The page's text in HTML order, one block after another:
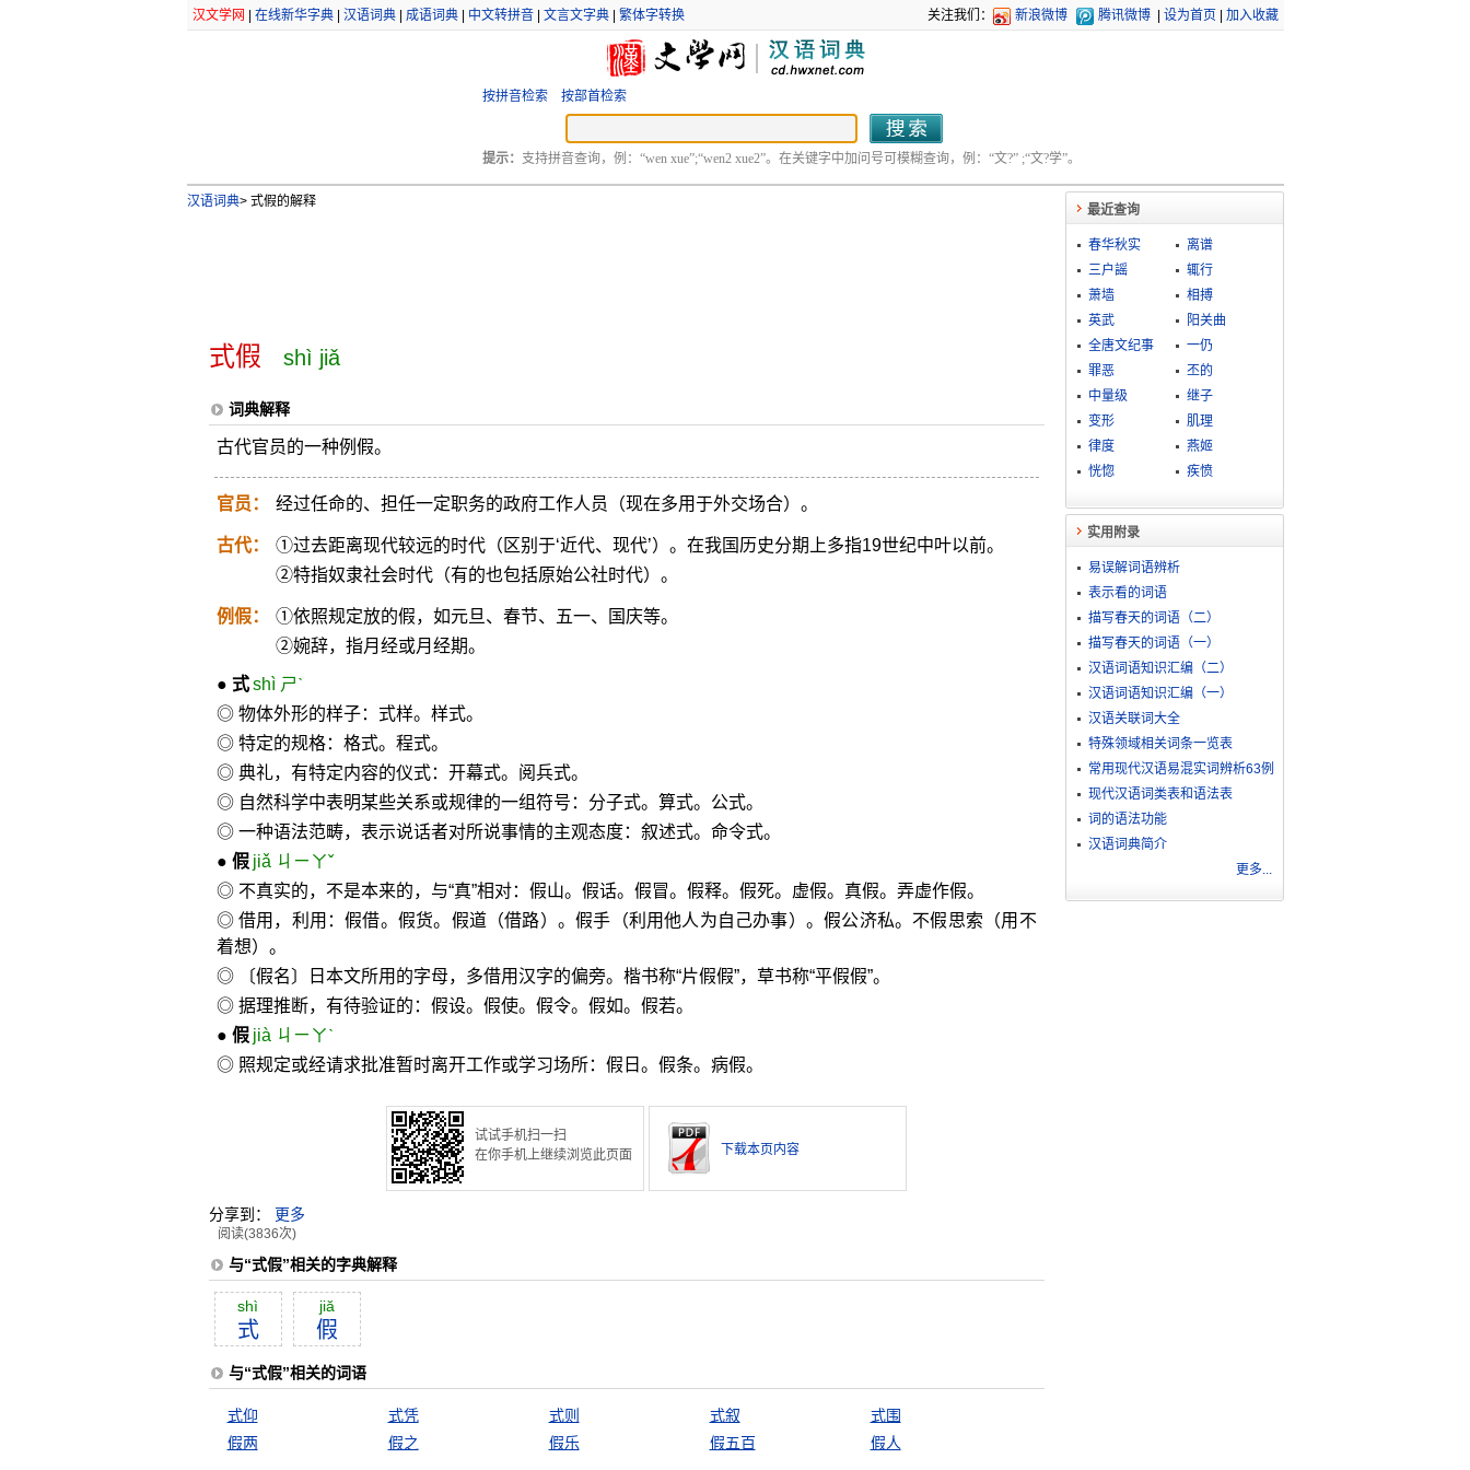
汉文学网 在线新华字典| 汉语词典| 成语词典| 中文转拼音| 文言文字典| 繁体字转换 关注我们： 新浪微博 腾讯微博 设为首页 加入收藏
按拼音检索 按部首检索
提示： 支持拼音查询，例：“wen xue”;“wen2 xue2”。在关键字中加问号可模糊查询，例：“文?” ;“文?学”。
汉语词典>式假的解释
式假 shì jiǎ
词典解释
古代官员的一种例假。
官员： 经过任命的、担任一定职务的政府工作人员（现在多用于外交场合）。
古代：
①过去距离现代较远的时代（区别于‘近代、现代’）。在我国历史分期上多指19世纪中叶以前。
②特指奴隶社会时代（有的也包括原始公社时代）。
例假：
①依照规定放的假，如元旦、春节、五一、国庆等。
②婉辞，指月经或月经期。
● 式 shì ㄕˋ
◎ 物体外形的样子：式样。样式。
◎ 特定的规格：格式。程式。
◎ 典礼，有特定内容的仪式：开幕式。阅兵式。
◎ 自然科学中表明某些关系或规律的一组符号：分子式。算式。公式。
◎ 一种语法范畴，表示说话者对所说事情的主观态度：叙述式。命令式。
● 假 jiǎ ㄐㄧㄚˇ
◎ 不真实的，不是本来的，与“真”相对：假山。假话。假冒。假释。假死。虚假。真假。弄虚作假。
◎ 借用，利用：假借。假货。假道（借路）。假手（利用他人为自己办事）。假公济私。不假思索（用不
着想）。
◎ 〔假名〕日本文所用的字母，多借用汉字的偏旁。楷书称“片假假”，草书称“平假假”。
◎ 据理推断，有待验证的：假设。假使。假令。假如。假若。
● 假 jià ㄐㄧㄚˋ
◎ 照规定或经请求批准暂时离开工作或学习场所：假日。假条。病假。
试试手机扫一扫
在你手机上继续浏览此页面
下载本页内容
分享到： 更多
阅读(3836次)
与“式假”相关的字典解释
shì
式
jiă
假
与“式假”相关的词语
式仰 式凭 式则 式叙
式围
假两
假之 假乐 假五百 假人
最近查询
春华秋实
离谱
三户謡
辄行
萧墙
相搏
英武
阳关曲
全唐文纪事
一仍
罪恶
丕的
中量级
继子
变形
肌理
律度
燕姬
恍惚
疾愤
实用附录
易误解词语辨析
表示看的词语
描写春天的词语（二）
描写春天的词语（一）
汉语词语知识汇编（二）
汉语词语知识汇编（一）
汉语关联词大全
特殊领域相关词条一览表
常用现代汉语易混实词辨析63例
现代汉语词类表和语法表
词的语法功能
汉语词典简介
更多...